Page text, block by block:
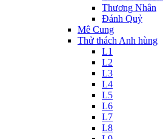
Thương Nhân
Đánh Quỷ
Mê Cung
Thử thách Anh hùng
L1
L2
L3
L4
L5
L6
L7
L8